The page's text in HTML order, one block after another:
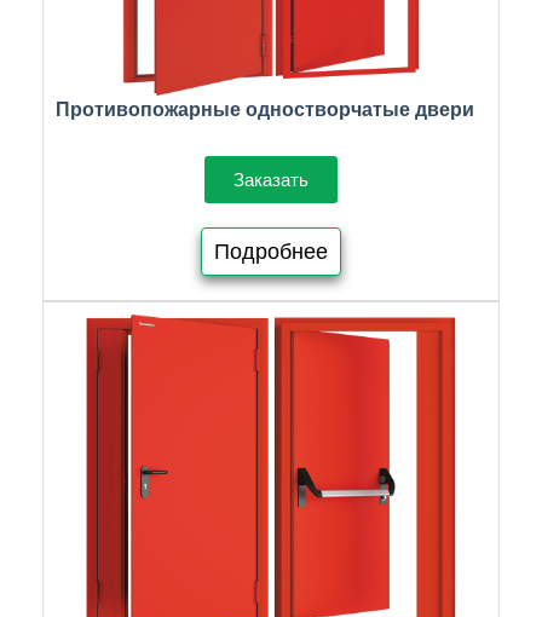
Противопожарные одностворчатые двери
Заказать
Подробнее